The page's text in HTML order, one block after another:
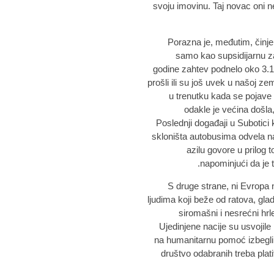
svoju imovinu. Taj novac oni
Porazna je, međutim,
samo kao supsidijarnu
godine zahtev podnelo oko
prošli ili su još uvek u našoj
u trenutku kada se
odakle je većina
Poslednji događaji u
skloništa autobusima odvela
azilu govore u prilog
napominjući da je
S druge strane, ni Evropa
ljudima koji beže od ratova,
siromašni i nesrećni
Ujedinjene nacije su
na humanitarnu pomoć
društvo odabranih treba